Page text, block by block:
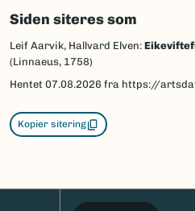
Siden siteres som
Leif Aarvik, Hallvard Elven:
(Linnaeus, 1758)
Hentet 07.08.2026 fra https://
Kopier sitering